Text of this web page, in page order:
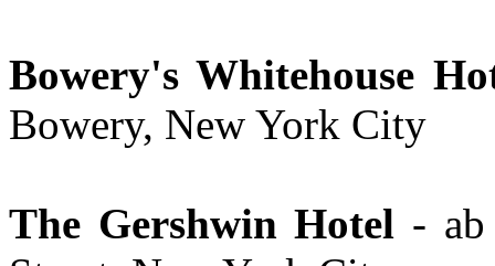
Bowery's Whitehouse
Bowery, New York City
The Gershwin Hotel -